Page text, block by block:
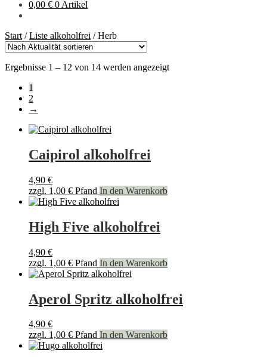
0,00 € 0 Artikel
Start /Liste alkoholfrei /Herb
Ergebnisse 1 – 12 von 14 werden angezeigtNach
1
2
→
Caipirol alkoholfrei
4,90 €
zzgl. 1,00 € Pfand In den Warenkorb
High Five alkoholfrei
4,90 €
zzgl. 1,00 € Pfand In den Warenkorb
Aperol Spritz alkoholfrei
4,90 €
zzgl. 1,00 € Pfand In den Warenkorb